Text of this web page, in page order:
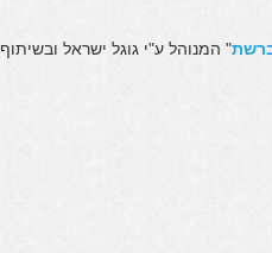
" המנוהל ע"י גוגל ישראל ובשיתוף